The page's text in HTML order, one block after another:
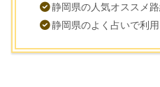
静岡県の人気オススメ
静岡県のよく占いで利